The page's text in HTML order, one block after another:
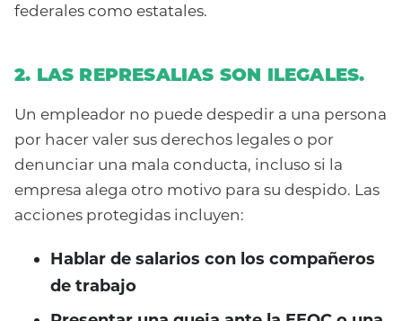
federales como estatales.
2. LAS REPRESALIAS SON ILEGALES.
Un empleador no puede despedir a una persona
por hacer valer sus derechos legales o por
denunciar una mala conducta, incluso si la
empresa alega otro motivo para su despido. Las
acciones protegidas incluyen:
Hablar de salarios con los compañeros
de trabajo